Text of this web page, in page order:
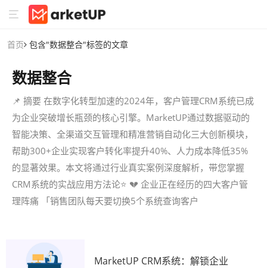
首页 包含"数据整合"标签的文章
数据整合
📌 摘要 在数字化转型加速的2024年，客户管理CRM系统已成
为企业突破增长瓶颈的核心引擎。MarketUP通过数据驱动的
智能决策、全渠道交互管理和精准营销自动化三大创新模块，
帮助300+企业实现客户转化率提升40%、人力成本降低35%
的显著效果。本文将通过行业真实案例深度解析，带您掌握
CRM系统的实战应用方法论⭐ 💔 企业正在经历的四大客户管
理阵痛 「销售团队每天要切换5个系统查询客户
MarketUP CRM系统：解锁企业